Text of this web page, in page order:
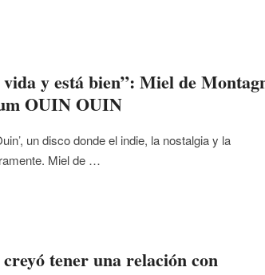
y está bien”: Miel de
OUIN OUIN
un disco donde el indie, la nostalgia y la
Miel de …
tener una relación con